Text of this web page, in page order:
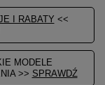
I RABATY <<
MODELE
>> SPRAWDŹ